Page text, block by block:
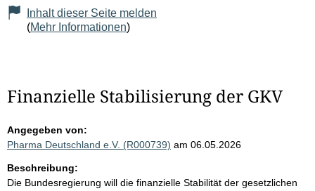
Inhalt dieser Seite melden
(Mehr Informationen)
Finanzielle Stabilisierung der GKV
Angegeben von:
Pharma Deutschland e.V. (R000739) am 06.05.2026
Beschreibung:
Die Bundesregierung will die finanzielle Stabilität der gesetzlichen